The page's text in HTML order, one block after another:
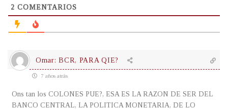
2 COMENTARIOS
Omar: BCR, PARA QIE?
7 años atrás
Ons tan los COLONES PUE?, ESA ES LA RAZON DE SER DEL
BANCO CENTRAL, LA POLITICA MONETARIA, DE LO